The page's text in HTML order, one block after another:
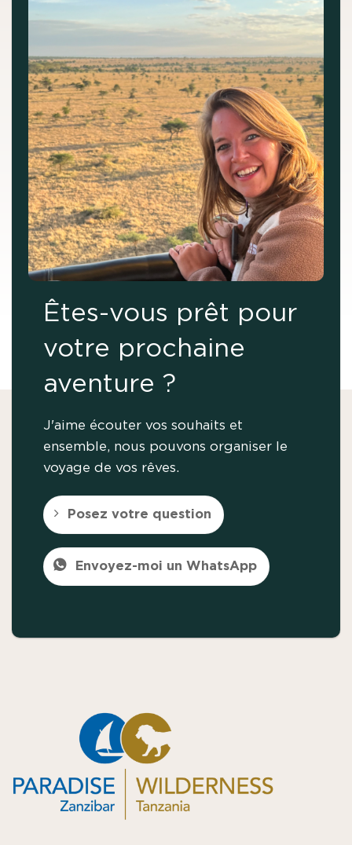
Êtes-vous prêt pour
votre prochaine
aventure ?
J'aime écouter vos souhaits et
ensemble, nous pouvons organiser le
voyage de vos rêves.
Posez votre question
Envoyez-moi un WhatsApp